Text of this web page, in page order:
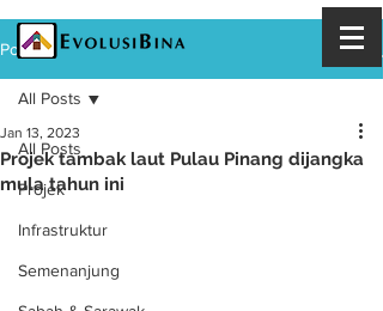
Post
All Posts
Projek
Infrastruktur
Semenanjung
All Posts
Projek tambak laut Pulau Pinang dijangka
mula tahun ini
Jan 13, 2023